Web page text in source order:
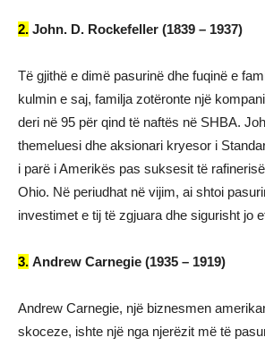
2. John. D. Rockefeller (1839 – 1937)
Të gjithë e dimë pasurinë dhe fuqinë e
kulmin e saj, familja zotëronte një
deri në 95 për qind të naftës në SHBA.
themeluesi dhe aksionari kryesor i
i parë i Amerikës pas suksesit të
Ohio. Në periudhat në vijim, ai shtoi
investimet e tij të zgjuara dhe sigurisht jo
3. Andrew Carnegie (1935 – 1919)
Andrew Carnegie, një biznesmen
skoceze, ishte një nga njerëzit më të